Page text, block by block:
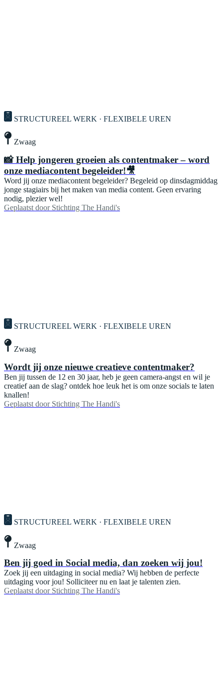
STRUCTUREEL WERK · FLEXIBELE UREN
Zwaag
📸 Help jongeren groeien als contentmaker – word
onze mediacontent begeleider!🎥
Word jij onze mediacontent begeleider? Begeleid op dinsdagmiddag
jonge stagiairs bij het maken van media content. Geen ervaring
nodig, plezier wel!
Geplaatst door Stichting The Handi's
STRUCTUREEL WERK · FLEXIBELE UREN
Zwaag
Wordt jij onze nieuwe creatieve contentmaker?
Ben jij tussen de 12 en 30 jaar, heb je geen camera-angst en wil je
creatief aan de slag? ontdek hoe leuk het is om onze socials te laten
knallen!
Geplaatst door Stichting The Handi's
STRUCTUREEL WERK · FLEXIBELE UREN
Zwaag
Ben jij goed in Social media, dan zoeken wij jou!
Zoek jij een uitdaging in social media? Wij hebben de perfecte
uitdaging voor jou! Solliciteer nu en laat je talenten zien.
Geplaatst door Stichting The Handi's